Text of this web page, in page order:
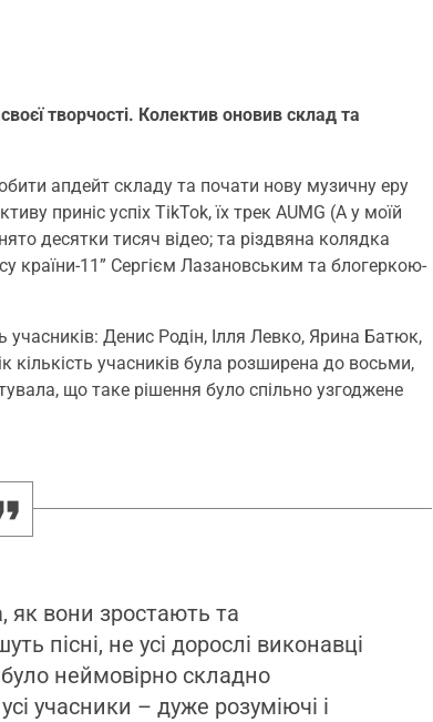
творчості. Колектив оновив склад та
апдейт складу та почати нову музичну еру
приніс успіх ТіkТоk, їх трек AUMG (А у моїй
десятки тисяч відео; та різдвяна колядка
країни-11” Сергієм Лазановським та блогеркою-
учасників: Денис Родін, Ілля Левко, Ярина Батюк,
кількість учасників була розширена до восьми,
що таке рішення було спільно узгоджене
як вони зростають та
пісні, не усі дорослі виконавці
неймовірно складно
учасники – дуже розуміючі і